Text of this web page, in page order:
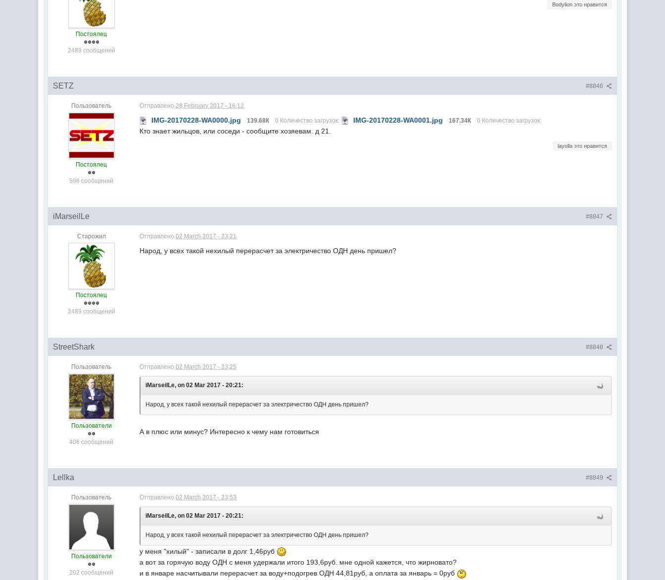
Постоялец
2489 сообщений
Bodylion это нравится
#8846
SETZ
Пользователь
Постоялец
596 сообщений
Отправлено28 February 2017 - 16:12
IMG-20170228-WA0000.jpg 139.68К 0 Количество загрузок: IMG-20170228-WA0001.jpg 167.34К 0 Количество загрузок:
Кто знает жильцов, или соседи - сообщите хозяевам. д 21.
layolla это нравится
#8847
iMarseilLe
Старожил
Постоялец
2489 сообщений
Отправлено02 March 2017 - 23:21
Народ, у всех такой нехилый перерасчет за электричество ОДН день пришел?
#8848
StreetShark
Пользователь
Пользователи
406 сообщений
Отправлено02 March 2017 - 23:25
iMarseilLe, on 02 Mar 2017 - 20:21:
Народ, у всех такой нехилый перерасчет за электричество ОДН день пришел?
А в плюс или минус? Интересно к чему нам готовиться
#8849
Lellka
Пользователь
Пользователи
202 сообщений
Отправлено02 March 2017 - 23:53
iMarseilLe, on 02 Mar 2017 - 20:21:
Народ, у всех такой нехилый перерасчет за электричество ОДН день пришел?
у меня "хилый" - записали в долг 1,46руб
а вот за горячую воду ОДН с меня удержали итого 193,6руб. мне одной кажется, что жирновато?
и в январе насчитывали перерасчет за воду+подогрев ОДН 44,81руб, а оплата за январь = 0руб